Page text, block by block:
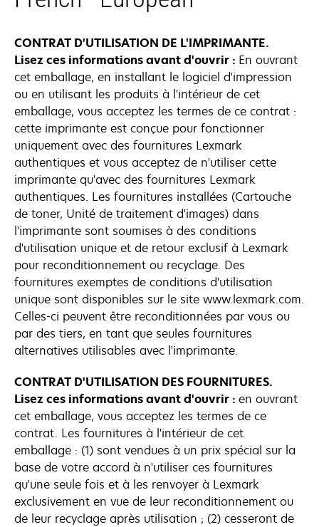
CONTRAT D'UTILISATION DE L'IMPRIMANTE.
Lisez ces informations avant d'ouvrir : En ouvrant
cet emballage, en installant le logiciel d'impression
ou en utilisant les produits à l'intérieur de cet
emballage, vous acceptez les termes de ce contrat :
cette imprimante est conçue pour fonctionner
uniquement avec des fournitures Lexmark
authentiques et vous acceptez de n'utiliser cette
imprimante qu'avec des fournitures Lexmark
authentiques. Les fournitures installées (Cartouche
de toner, Unité de traitement d'images) dans
l'imprimante sont soumises à des conditions
d'utilisation unique et de retour exclusif à Lexmark
pour reconditionnement ou recyclage. Des
fournitures exemptes de conditions d'utilisation
unique sont disponibles sur le site www.lexmark.com.
Celles-ci peuvent être reconditionnées par vous ou
par des tiers, en tant que seules fournitures
alternatives utilisables avec l'imprimante.
CONTRAT D'UTILISATION DES FOURNITURES.
Lisez ces informations avant d'ouvrir : en ouvrant
cet emballage, vous acceptez les termes de ce
contrat. Les fournitures à l'intérieur de cet
emballage : (1) sont vendues à un prix spécial sur la
base de votre accord à n'utiliser ces fournitures
qu'une seule fois et à les renvoyer à Lexmark
exclusivement en vue de leur reconditionnement ou
de leur recyclage après utilisation ; (2) cesseront de